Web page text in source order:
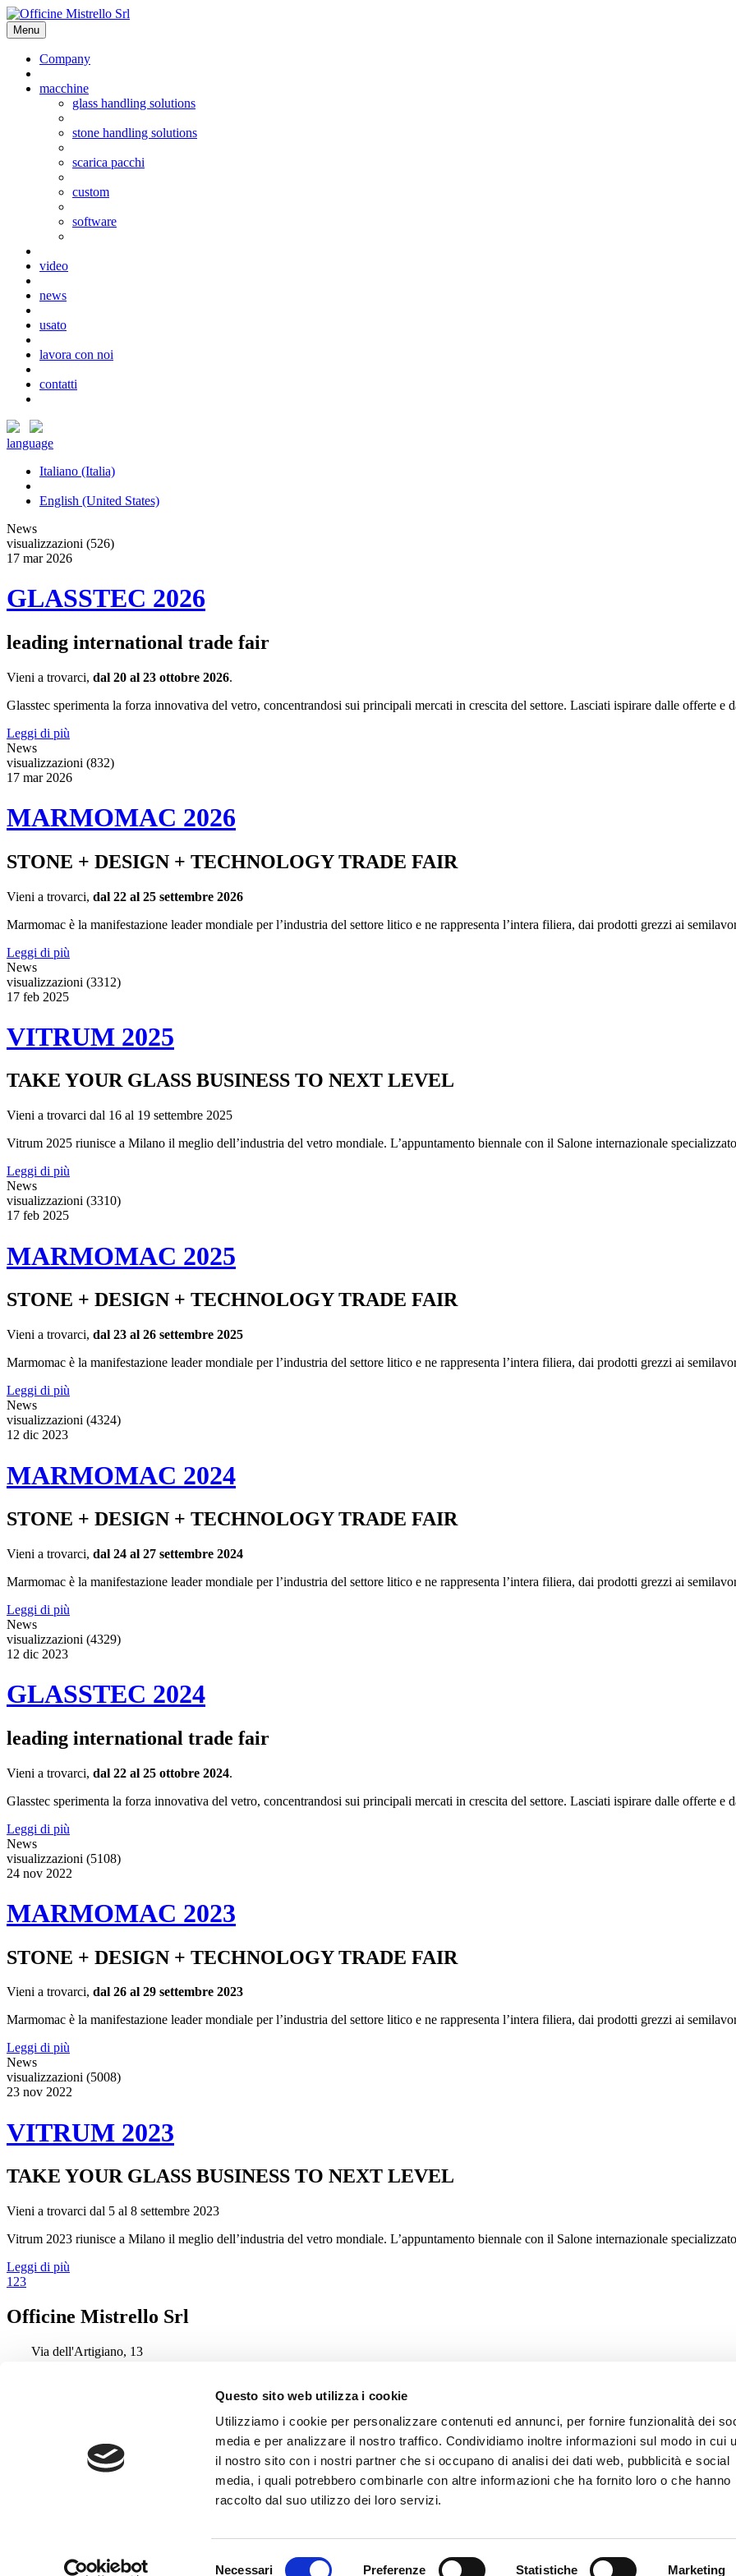
Questo sito web utilizza i cookie
Utilizziamo i cookie per personalizzare contenuti ed annunci, per fornire funzionalità dei
media e per analizzare il nostro traffico. Condividiamo inoltre informazioni sul modo in cui
il nostro sito con i nostri partner che si occupano di analisi dei dati web, pubblicità e social
media, i quali potrebbero combinarle con altre informazioni che ha fornito loro o che hanno
raccolto dal suo utilizzo dei loro servizi.
Necessari Preferenze Statistiche Marketing
Menu
Company
macchine
glass handling solutions
stone handling solutions
scarica pacchi
custom
software
video
news
usato
lavora con noi
contatti
language
Italiano (Italia)
English (United States)
News
visualizzazioni (526)
17 mar 2026
GLASSTEC 2026
leading international trade fair
Vieni a trovarci, dal 20 al 23 ottobre 2026.
Glasstec sperimenta la forza innovativa del vetro, concentrandosi sui principali mercati in crescita del settore. Lasciati ispirare dalle offerte e
Leggi di più
News
visualizzazioni (832)
17 mar 2026
MARMOMAC 2026
STONE + DESIGN + TECHNOLOGY TRADE FAIR
Vieni a trovarci, dal 22 al 25 settembre 2026
Marmomac è la manifestazione leader mondiale per l’industria del settore litico e ne rappresenta l’intera filiera, dai prodotti grezzi ai
Leggi di più
News
visualizzazioni (3312)
17 feb 2025
VITRUM 2025
TAKE YOUR GLASS BUSINESS TO NEXT LEVEL
Vieni a trovarci dal 16 al 19 settembre 2025
Vitrum 2025 riunisce a Milano il meglio dell’industria del vetro mondiale. L’appuntamento biennale con il Salone internazionale
Leggi di più
News
visualizzazioni (3310)
17 feb 2025
MARMOMAC 2025
STONE + DESIGN + TECHNOLOGY TRADE FAIR
Vieni a trovarci, dal 23 al 26 settembre 2025
Marmomac è la manifestazione leader mondiale per l’industria del settore litico e ne rappresenta l’intera filiera, dai prodotti grezzi ai
Leggi di più
News
visualizzazioni (4324)
12 dic 2023
MARMOMAC 2024
STONE + DESIGN + TECHNOLOGY TRADE FAIR
Vieni a trovarci, dal 24 al 27 settembre 2024
Marmomac è la manifestazione leader mondiale per l’industria del settore litico e ne rappresenta l’intera filiera, dai prodotti grezzi ai
Leggi di più
News
visualizzazioni (4329)
12 dic 2023
GLASSTEC 2024
leading international trade fair
Vieni a trovarci, dal 22 al 25 ottobre 2024.
Glasstec sperimenta la forza innovativa del vetro, concentrandosi sui principali mercati in crescita del settore. Lasciati ispirare dalle offerte e
Leggi di più
News
visualizzazioni (5108)
24 nov 2022
MARMOMAC 2023
STONE + DESIGN + TECHNOLOGY TRADE FAIR
Vieni a trovarci, dal 26 al 29 settembre 2023
Marmomac è la manifestazione leader mondiale per l’industria del settore litico e ne rappresenta l’intera filiera, dai prodotti grezzi ai
Leggi di più
News
visualizzazioni (5008)
23 nov 2022
VITRUM 2023
TAKE YOUR GLASS BUSINESS TO NEXT LEVEL
Vieni a trovarci dal 5 al 8 settembre 2023
Vitrum 2023 riunisce a Milano il meglio dell’industria del vetro mondiale. L’appuntamento biennale con il Salone internazionale
Leggi di più
1 23
Officine Mistrello Srl
Via dell'Artigiano, 13
info@mistrello.it